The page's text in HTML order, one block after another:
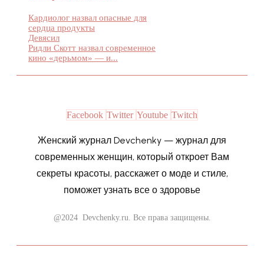
Кардиолог назвал опасные для
сердца продукты
Девясил
Ридли Скотт назвал современное
кино «дерьмом» — и...
Facebook Twitter Youtube Twitch
Женский журнал Devchenky — журнал для
современных женщин, который откроет Вам
секреты красоты, расскажет о моде и стиле,
поможет узнать все о здоровье
@2024 Devchenky.ru. Все права защищены.